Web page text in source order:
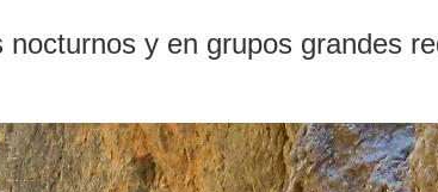
y en grupos grandes